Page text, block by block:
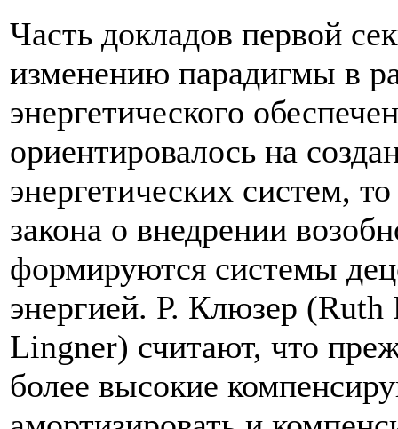
Часть докладов первой
изменению парадигмы в
энергетического
ориентировалось на
энергетических систем,
закона о внедрении
формируются системы
энергией. Р. Клюзер
Lingner) считают, что
более высокие